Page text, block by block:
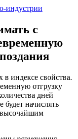
с
индексе свойства.
отгрузку
дней
начислять
высочайшим